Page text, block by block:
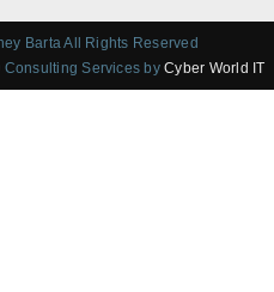
Barta All Rights Reserved
Consulting Services byCyber World IT